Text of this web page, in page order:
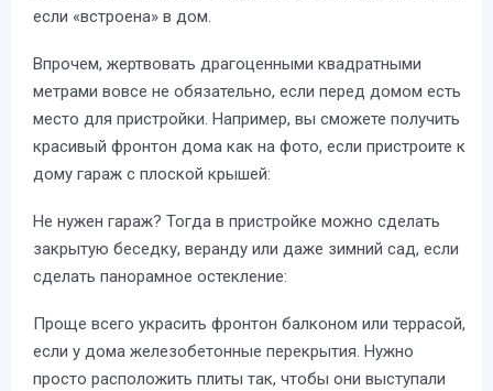
если «встроена» в дом.
Впрочем, жертвовать драгоценными квадратными
метрами вовсе не обязательно, если перед домом есть
место для пристройки. Например, вы сможете получить
красивый фронтон дома как на фото, если пристроите к
дому гараж с плоской крышей:
Не нужен гараж? Тогда в пристройке можно сделать
закрытую беседку, веранду или даже зимний сад, если
сделать панорамное остекление:
Проще всего украсить фронтон балконом или террасой,
если у дома железобетонные перекрытия. Нужно
просто расположить плиты так, чтобы они выступали